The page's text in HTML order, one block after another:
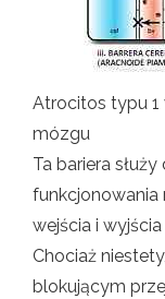
Atrocitos typu 1
mózgu
Ta bariera
wejścia i
Chociaż
blokującym